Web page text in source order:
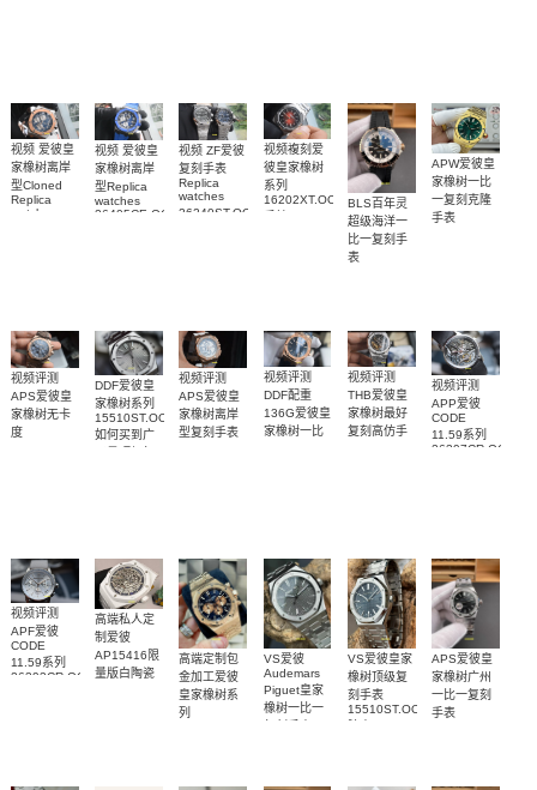
视频 爱彼皇
家橡树离岸
型Cloned
Replica
watch
视频 爱彼皇
家橡树离岸
型Replica
watches
26405CE.OO.A030CA.01
视频 ZF爱彼
复刻手表
Replica
watches
26240ST.OO.1320ST.08，
视频複刻爱
彼皇家橡树
系列
16202XT.OO.1240XT.01
BLS百年灵
超级海洋一
比一复刻手
表
APW爱彼皇
家橡树一比
一复刻克隆
手表
视频评测
APS爱彼皇
家橡树无卡
度
26240OR.OO.1320OR.05
DDF爱彼皇
家橡树系列
15510ST.OO.1320ST.10
如何买到广
视频评测
APS爱彼皇
家橡树离岸
型复刻手表
视频评测
DDF配重
136G爱彼皇
家橡树一比
视频评测
THB爱彼皇
家橡树最好
复刻高仿手
视频评测
APP爱彼
CODE
11.59系列
视频评测
APF爱彼
CODE
11.59系列
26393CR.OO.A008KB.01
高端私人定
制爱彼
AP15416限
量版白陶瓷
高端定制包
金加工爱彼
皇家橡树系
列
VS爱彼
Audemars
Piguet皇家
橡树一比一
VS爱彼皇家
橡树顶级复
刻手表
15510ST.OO.1320ST.06
APS爱彼皇
家橡树广州
一比一复刻
手表